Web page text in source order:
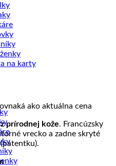
na karty
ako aktuálna cena
prírodnej kože. Francúzsky
vrecko a zadne skryté